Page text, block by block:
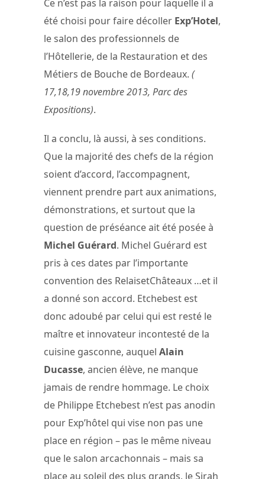
Ce n’est pas la raison pour laquelle il a
été choisi pour faire décoller Exp’Hotel,
le salon des professionnels de
l’Hôtellerie, de la Restauration et des
Métiers de Bouche de Bordeaux. (
17,18,19 novembre 2013, Parc des
Expositions).
Il a conclu, là aussi, à ses conditions.
Que la majorité des chefs de la région
soient d’accord, l’accompagnent,
viennent prendre part aux animations,
démonstrations, et surtout que la
question de préséance ait été posée à
Michel Guérard. Michel Guérard est
pris à ces dates par l’importante
convention des RelaisetChâteaux …et il
a donné son accord. Etchebest est
donc adoubé par celui qui est resté le
maître et innovateur incontesté de la
cuisine gasconne, auquel Alain
Ducasse, ancien élève, ne manque
jamais de rendre hommage. Le choix
de Philippe Etchebest n’est pas anodin
pour Exp’hôtel qui vise non pas une
place en région – pas le même niveau
que le salon arcachonnais – mais sa
place au soleil des plus grands, le Sirah